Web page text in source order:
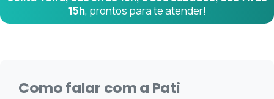
15h, prontos para te atender!
Comofalar coma Pati